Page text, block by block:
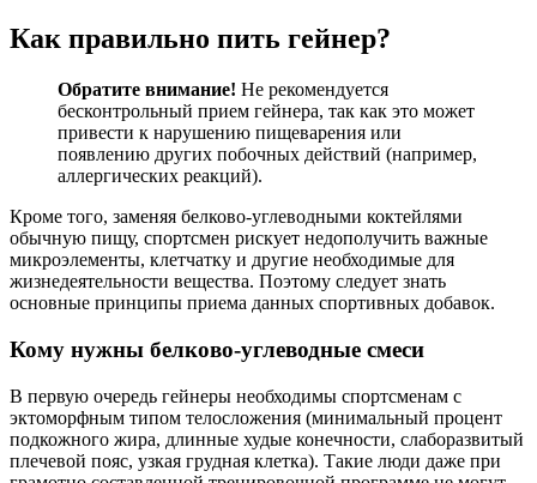
Как правильно пить гейнер?
Обратите внимание! Не рекомендуется
бесконтрольный прием гейнера, так как это может
привести к нарушению пищеварения или
появлению других побочных действий (например,
аллергических реакций).
Кроме того, заменяя белково-углеводными коктейлями
обычную пищу, спортсмен рискует недополучить важные
микроэлементы, клетчатку и другие необходимые для
жизнедеятельности вещества. Поэтому следует знать
основные принципы приема данных спортивных добавок.
Кому нужны белково-углеводные смеси
В первую очередь гейнеры необходимы спортсменам с
эктоморфным типом телосложения (минимальный процент
подкожного жира, длинные худые конечности, слаборазвитый
плечевой пояс, узкая грудная клетка). Такие люди даже при